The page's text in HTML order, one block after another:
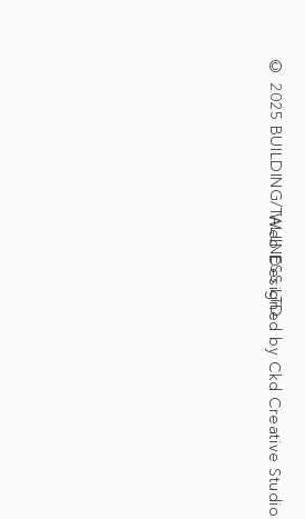
© 2025 BUILDING/TALLNESS LTD.
Web Designed by Ckd Creative Studio